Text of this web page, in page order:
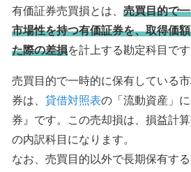
有価証券売買損とは、 売買目的で
市場性を持つ有価証券を、取得価
た際の差損を計上する勘定科目です
売買目的で一時的に保有している
券は、 貸借対照表の「流動資産」
券』です。この売却損は、損益計算
の内訳科目になります。
なお、売買目的以外で長期保有す